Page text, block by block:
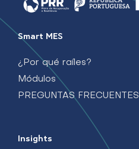
Smart MES
¿Por qué raíles?
Módulos
PREGUNTAS FRECUENTES
Insights